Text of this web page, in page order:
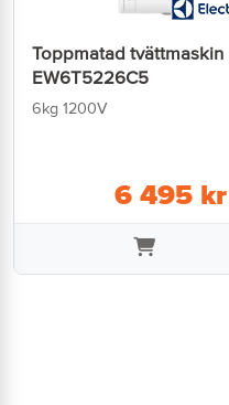
Toppmatad tvättmaskin
EW6T5226C5
6kg 1200V
6 495 kr